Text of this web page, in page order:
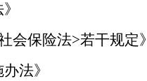
会保险法>若干规定》
法》